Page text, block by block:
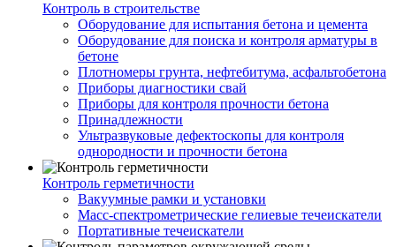
Контроль в строительстве
Оборудование для испытания бетона и цемента
Оборудование для поиска и контроля арматуры в
бетоне
Плотномеры грунта, нефтебитума, асфальтобетона
Приборы диагностики свай
Приборы для контроля прочности бетона
Принадлежности
Ультразвуковые дефектоскопы для контроля
однородности и прочности бетона
Контроль герметичности
Вакуумные рамки и установки
Масс-спектрометрические гелиевые течеискатели
Портативные течеискатели